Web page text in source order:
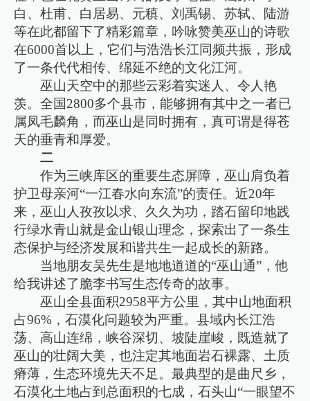
白、杜甫、白居易、元稹、刘禹锡、苏轼、陆游
等在此都留下了精彩篇章，吟咏赞美巫山的诗歌
在6000首以上，它们与浩浩长江同频共振，形成
了一条代代相传、绵延不绝的文化江河。
巫山天空中的那些云彩着实迷人、令人艳
羡。全国2800多个县市，能够拥有其中之一者已
属凤毛麟角，而巫山是同时拥有，真可谓是得苍
天的垂青和厚爱。
二
作为三峡库区的重要生态屏障，巫山肩负着
护卫母亲河“一江春水向东流”的责任。近20年
来，巫山人孜孜以求、久久为功，踏石留印地践
行绿水青山就是金山银山理念，探索出了一条生
态保护与经济发展和谐共生一起成长的新路。
当地朋友吴先生是地地道道的“巫山通”，他
给我讲述了脆李书写生态传奇的故事。
巫山全县面积2958平方公里，其中山地面积
占96%，石漠化问题较为严重。县域内长江浩
荡、高山连绵，峡谷深切、坡陡崖峻，既造就了
巫山的壮阔大美，也注定其地面岩石裸露、土质
瘠薄，生态环境先天不足。最典型的是曲尺乡，
石漠化土地占到总面积的七成，石头山“一眼望不